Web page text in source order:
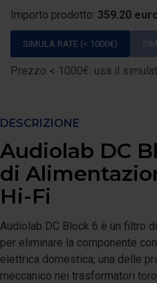
Importo prodotto: 359.20
SIMULA RATE (< 1000€)
Prezzo < 1000€: usa il
DESCRIZIONE
Audiolab DC
di
Hi-Fi
Audiolab DC Block 6 è un filtro
per eliminare la componente
elettrica domestica, una delle
meccanico nei trasformatori